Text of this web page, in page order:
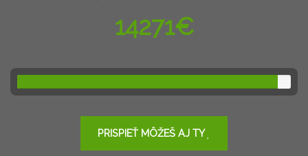
14271€
Complete
PRISPIEŤ MÔŽEŠ AJ TY